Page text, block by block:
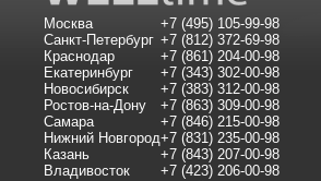
Москва
+7 (495) 105-99-98
Санкт-Петербург +7 (812) 372-69-98
Краснодар
+7 (861) 204-00-98
Екатеринбург
+7 (343) 302-00-98
Новосибирск
+7 (383) 312-00-98
Ростов-на-Дону
+7 (863) 309-00-98
Самара
+7 (846) 215-00-98
Нижний Новгород+7 (831) 235-00-98
Казань
+7 (843) 207-00-98
Владивосток
+7 (423) 206-00-98